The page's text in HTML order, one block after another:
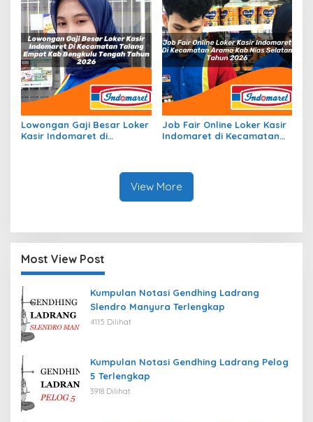
Lowongan Gaji Besar Loker
Kasir Indomaret di
Job Fair Online Loker Kasir
Indomaret di Kecamatan
View More
Most View Post
Kumpulan Notasi Gendhing Ladrang
Slendro Manyura Terlengkap
4115 Dilihat
Kumpulan Notasi Gendhing Ladrang Pelog
5 Terlengkap
3918 Dilihat